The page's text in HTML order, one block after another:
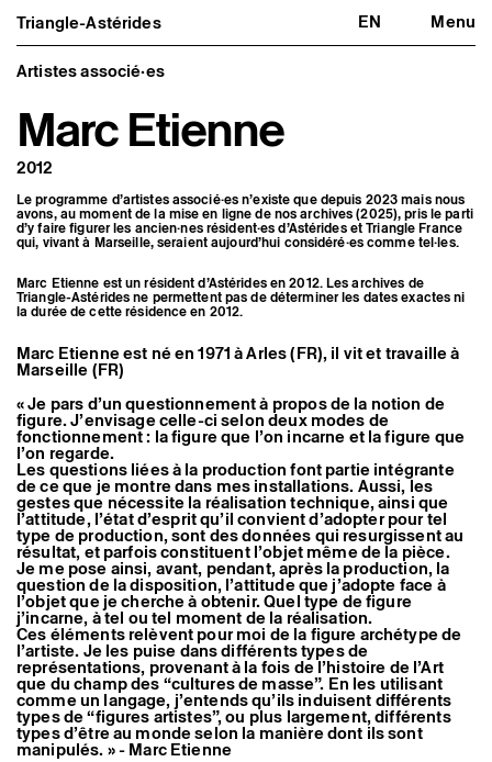
Triangle-Astérides EN Menu
Triangle-Astérides
Centre d’art contemporain
d’intérêt national
et résidence internationale d'artistes
Fermer
Présentation
À propos
Équipe et gouvernance
Formation professionnelle
Adhérer / nous soutenir
Rapports d'activité
Programmation
Agenda : en cours et à venir
Événements
Programmation éditoriale
Médiation
Publics associés
Les Nouveaux Commanditaires
Artistes résident·es et associé·es
Résident·es
Artistes associé·es
Hors-les-murs
Ancien·nes résident·es et artistes associé·es
Artistes associé·es
Marc Etienne
2012
Le programme d’artistes associé·es n’existe que depuis 2023 mais nous
avons, au moment de la mise en ligne de nos archives (2025), pris le parti
d’y faire figurer les ancien·nes résident·es d’Astérides et Triangle France
qui, vivant à Marseille, seraient aujourd’hui considéré·es comme tel·les.
Marc Etienne est un résident d’Astérides en 2012. Les archives de
Triangle-Astérides ne permettent pas de déterminer les dates exactes ni
la durée de cette résidence en 2012.
Marc Etienne est né en 1971 à Arles (FR), il vit et travaille à
Marseille (FR)
« Je pars d’un questionnement à propos de la notion de
figure. J’envisage celle-ci selon deux modes de
fonctionnement : la figure que l’on incarne et la figure que
l’on regarde.
Les questions liées à la production font partie intégrante
de ce que je montre dans mes installations. Aussi, les
gestes que nécessite la réalisation technique, ainsi que
l’attitude, l’état d’esprit qu’il convient d’adopter pour tel
type de production, sont des données qui resurgissent au
résultat, et parfois constituent l’objet même de la pièce.
Je me pose ainsi, avant, pendant, après la production, la
question de la disposition, l’attitude que j’adopte face à
l’objet que je cherche à obtenir. Quel type de figure
j’incarne, à tel ou tel moment de la réalisation.
Ces éléments relèvent pour moi de la figure archétype de
l’artiste. Je les puise dans différents types de
représentations, provenant à la fois de l’histoire de l’Art
que du champ des “cultures de masse”. En les utilisant
comme un langage, j’entends qu’ils induisent différents
types de “figures artistes”, ou plus largement, différents
types d’être au monde selon la manière dont ils sont
manipulés. » - Marc Etienne